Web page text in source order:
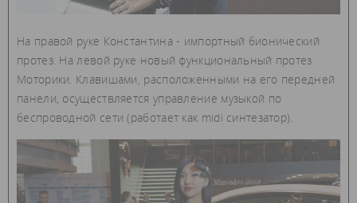
На правой руке Константина - импортный бионический
протез. На левой руке новый функциональный протез
Моторики. Клавишами, расположенными на его передней
панели, осуществляется управление музыкой по
беспроводной сети (работает как midi синтезатор).